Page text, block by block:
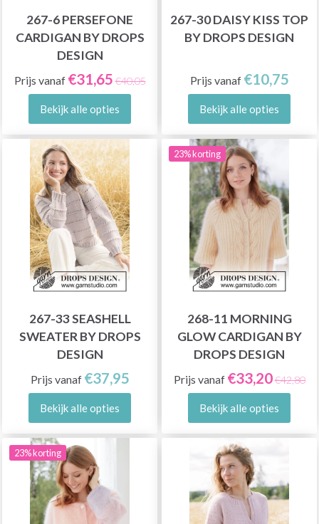
267-6 PERSEFONE
CARDIGAN BY DROPS
DESIGN
Prijs vanaf €31,65 €40,05
Bekijk alle opties
267-30 DAISY KISS TOP
BY DROPS DESIGN
Prijs vanaf €10,75
Bekijk alle opties
267-33 SEASHELL
SWEATER BY DROPS
DESIGN
Prijs vanaf €37,95
Bekijk alle opties
23% korting
268-11 MORNING
GLOW CARDIGAN BY
DROPS DESIGN
Prijs vanaf €33,20€42,80
Bekijk alle opties
23% korting